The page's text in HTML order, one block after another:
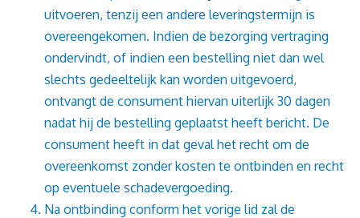
uitvoeren, tenzij een andere leveringstermijn is
overeengekomen. Indien de bezorging vertraging
ondervindt, of indien een bestelling niet dan wel
slechts gedeeltelijk kan worden uitgevoerd,
ontvangt de consument hiervan uiterlijk 30 dagen
nadat hij de bestelling geplaatst heeft bericht. De
consument heeft in dat geval het recht om de
overeenkomst zonder kosten te ontbinden en recht
op eventuele schadevergoeding.
Na ontbinding conform het vorige lid zal de